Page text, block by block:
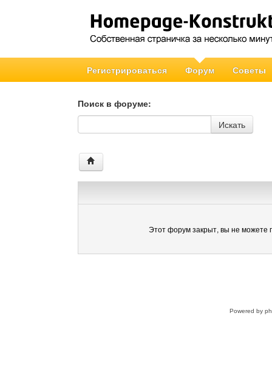
Регистрироваться Форум Советы
Поиск в форуме:
Поиск в форуме
Искать
Этот форум закрыт, вы не можете
Powered by